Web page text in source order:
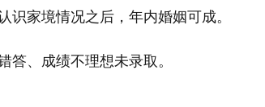
识家境情况之后，年内婚姻可成。
答、成绩不理想未录取。